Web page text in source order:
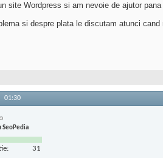
site Wordpress si am nevoie de ajutor
si despre plata le discutam atunci
01:30
SeoPedia
31